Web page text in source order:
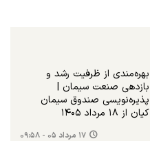
بهره‌مندی از ظرفیت رشد و
بازدهی صنعت سیمان |
پذیره‌نویسی صندوق سیمان
کیان از ۱۸ مرداد ۱۴۰۵
۱۷ مرداد ۰۵ - ۰۹:۵۸